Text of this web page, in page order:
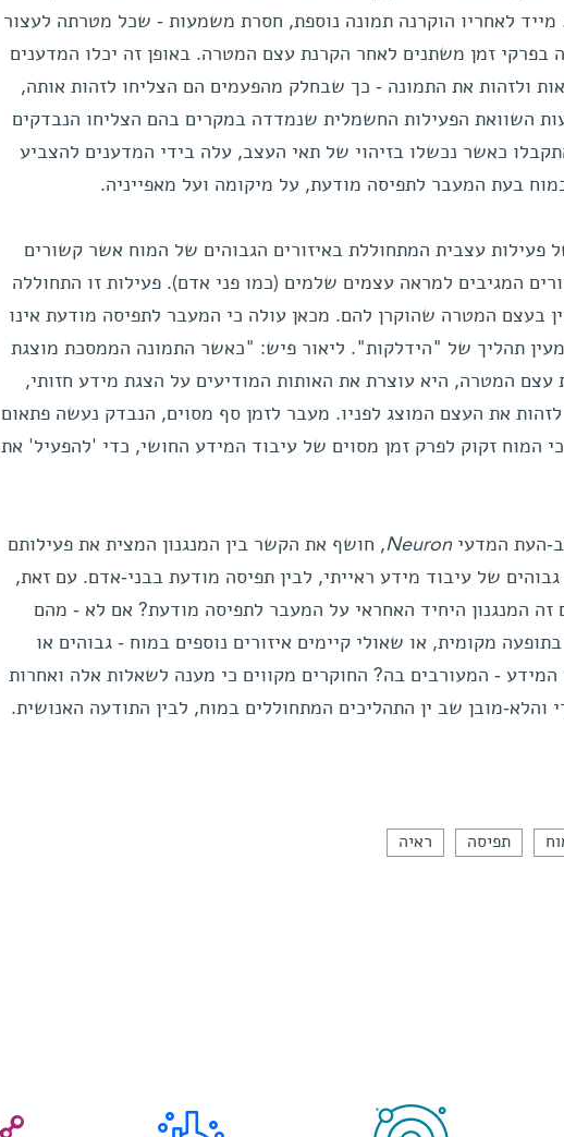
מייד לאחריו הוקרנה תמונה נוספת, חסרת משמעות - שכל מטרתה לעצור
בפרקי זמן משתנים לאחר הקרנת עצם המטרה. באופן זה יכלו המדענים
ולזהות את התמונה - כך שבחלק מהפעמים הם הצליחו לזהות אותה,
השוואת הפעילות החשמלית שנמדדה במקרים בהם הצליחו הנבדקים
כאשר נכשלו בזיהוי של תאי העצב, עלה בידי המדענים להצביע
בעת המעבר לתפיסה מודעת, על מיקומה ועל מאפייניה.
פעילות עצבית המתחוללת באיזורים הגבוהים של המוח אשר קשורים
המגיבים למראה עצמים שלמים (כמו פני אדם). פעילות זו התחוללה
בעצם המטרה שהוקרן להם. מכאן עולה כי המעבר לתפיסה מודעת אינו
תהליך של "הידלקות". ליאור פיש: "כאשר התמונה הממסכת מוצגת
עצם המטרה, היא עוצרת את האותות המודיעים על הצגת מידע חזותי,
את העצם המוצג לפניו. מעבר לזמן סף מסוים, הנבדק נעשה פתאום
המוח זקוק לפרק זמן מסוים של עיבוד המידע החושי, כדי 'להפעיל' את
העת המדעי Neuron, חושף את הקשר בין המנגנון המצית את פעילותם
של עיבוד מידע ראייתי, לבין תפיסה מודעת בבני-אדם. עם זאת,
זה המנגנון היחיד האחראי על המעבר לתפיסה מודעת? אם לא - מהם
מקומית, או שאולי קיימים איזורים נוספים במוח - גבוהים או
המידע - המעורבים בה? החוקרים מקווים כי מענה לשאלות אלה ואחרות
והלא-מובן שב ין התהליכים המתחוללים במוח, לבין התודעה האנושית.
תפיסה ראיה